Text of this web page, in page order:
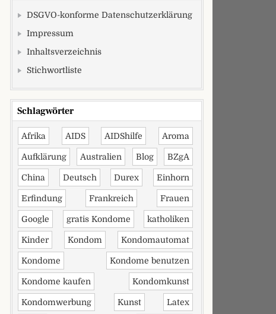
DSGVO-konforme Datenschutzerklärung
Impressum
Inhaltsverzeichnis
Stichwortliste
Schlagwörter
Afrika AIDS AIDShilfe Aroma
Aufklärung Australien Blog BZgA
China Deutsch Durex Einhorn
Erfindung Frankreich Frauen
Google gratis Kondome katholiken
Kinder Kondom Kondomautomat
Kondome Kondome benutzen
Kondome kaufen Kondomkunst
Kondomwerbung Kunst Latex